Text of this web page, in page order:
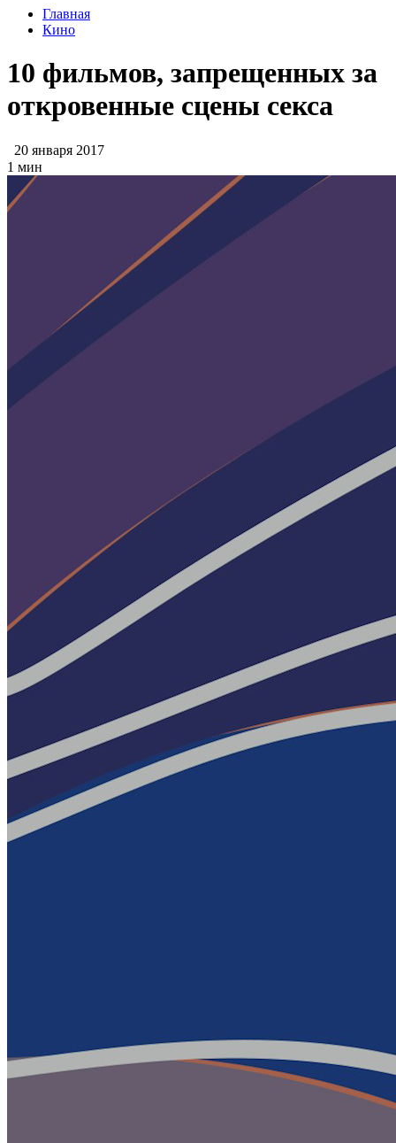
Главная
Кино
10 фильмов, запрещенных за
откровенные сцены секса
20 января 2017
1 мин